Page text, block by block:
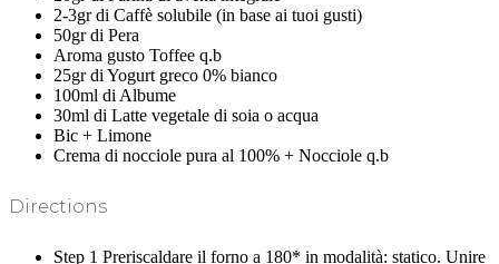
2-3gr di Caffè solubile (in base ai tuoi gusti)
50gr di Pera
Aroma gusto Toffee q.b
25gr di Yogurt greco 0% bianco
100ml di Albume
30ml di Latte vegetale di soia o acqua
Bic + Limone
Crema di nocciole pura al 100% + Nocciole q.b
Directions
Step 1 Preriscaldare il forno a 180* in modalità: statico. Unire